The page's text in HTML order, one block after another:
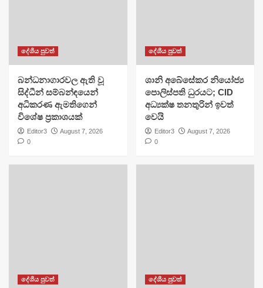
දේශීය පුවත්
බන්ධනාගාරවල ඇති වූ
සිද්ධීන් සම්බන්ඳයෙන්
අධිකරණ ඇමතිගෙන්
විශේෂ ප්‍රකාශයක්
Editor3
August 7, 2026
0
දේශීය පුවත්
ශානි අබේසේකර නියෝජ්‍ය
පොලිස්පති ධුරයට; CID
අධ්‍යක්ෂ තනතුරින් ඉවත්
වෙයි
Editor3
August 7, 2026
0
දේශීය පුවත් දේශීය පුවත්